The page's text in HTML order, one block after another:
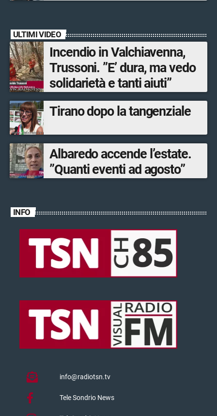
musica dal vivo
ULTIMI VIDEO
Incendio in Valchiavenna,
Trussoni. ”E’ dura, ma vedo
solidarietà e tanti aiuti”
Tirano dopo la tangenziale
Albaredo accende l’estate.
”Quanti eventi ad agosto”
INFO
info@radiotsn.tv
Tele Sondrio News